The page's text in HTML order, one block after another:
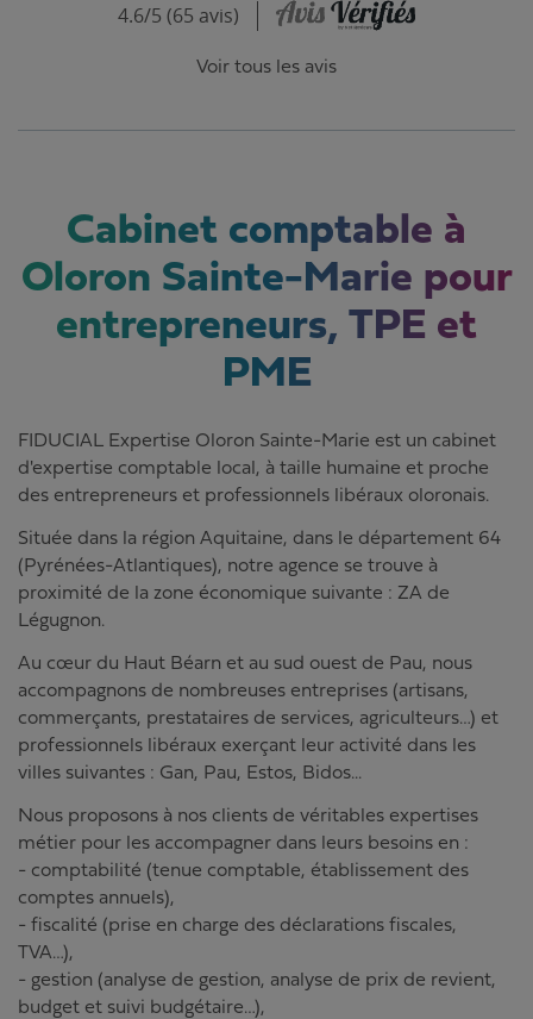
4.6/5 (65 avis)
Voir tous les avis
Cabinet comptable à
Oloron Sainte-Marie pour
entrepreneurs, TPE et
PME
FIDUCIAL Expertise Oloron Sainte-Marie est un cabinet
d'expertise comptable local, à taille humaine et proche
des entrepreneurs et professionnels libéraux oloronais.
Située dans la région Aquitaine, dans le département 64
(Pyrénées-Atlantiques), notre agence se trouve à
proximité de la zone économique suivante : ZA de
Légugnon.
Au cœur du Haut Béarn et au sud ouest de Pau, nous
accompagnons de nombreuses entreprises (artisans,
commerçants, prestataires de services, agriculteurs…) et
professionnels libéraux exerçant leur activité dans les
villes suivantes : Gan, Pau, Estos, Bidos...
Nous proposons à nos clients de véritables expertises
métier pour les accompagner dans leurs besoins en :
- comptabilité (tenue comptable, établissement des
comptes annuels),
- fiscalité (prise en charge des déclarations fiscales,
TVA…),
- gestion (analyse de gestion, analyse de prix de revient,
budget et suivi budgétaire…),